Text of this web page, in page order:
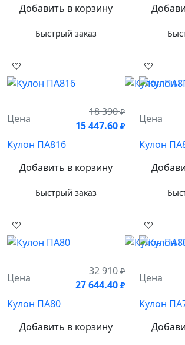
Добавить в корзину
Быстрый заказ
Цена
18 390₽
15 447.60 ₽
Кулон ПА816
Добавить в корзину
Быстрый заказ
Цена
Кулон
Цена
32 910₽
27 644.40 ₽
Кулон ПА80
Добавить в корзину
Цена
Кулон